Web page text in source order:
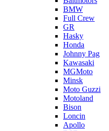
BMW
Full Crew
GR
Hasky
Honda
Johnny Pag
Kawasaki
MGMoto
Minsk
Moto Guzzi
Motoland
Bison
Loncin
Apollo